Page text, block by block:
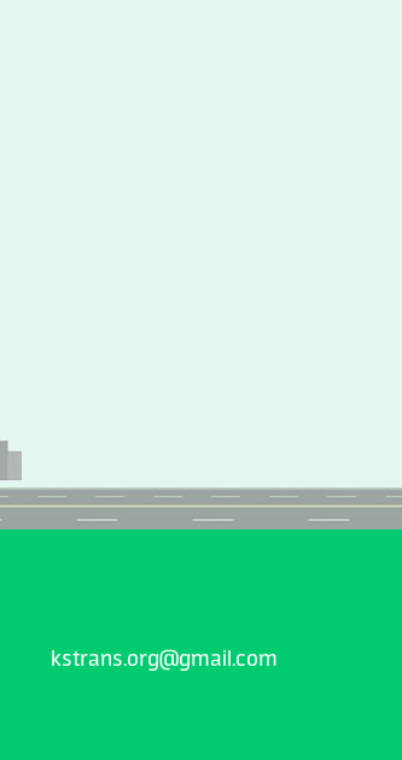
kstrans.org@gmail.com